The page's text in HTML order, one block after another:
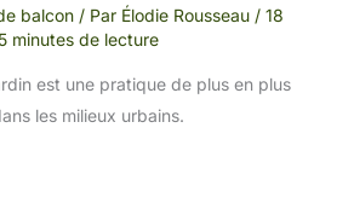
balcon/ Par Élodie Rousseau / 18
5 minutes de lecture
est une pratique de plus en plus
les milieux urbains.